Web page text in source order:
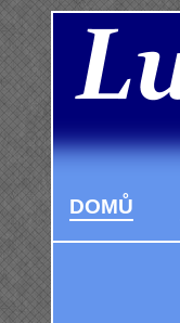
DOMŮ